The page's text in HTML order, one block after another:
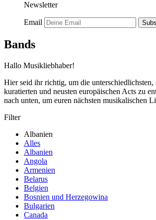
Newsletter
Email
Bands
Hallo Musikliebhaber!
Hier seid ihr richtig, um die unterschiedlichsten,
kuratierten und neusten europäischen Acts zu
nach unten, um euren nächsten musikalischen
Filter
Albanien
Alles
Albanien
Angola
Armenien
Belarus
Belgien
Bosnien und Herzegowina
Bulgarien
Canada